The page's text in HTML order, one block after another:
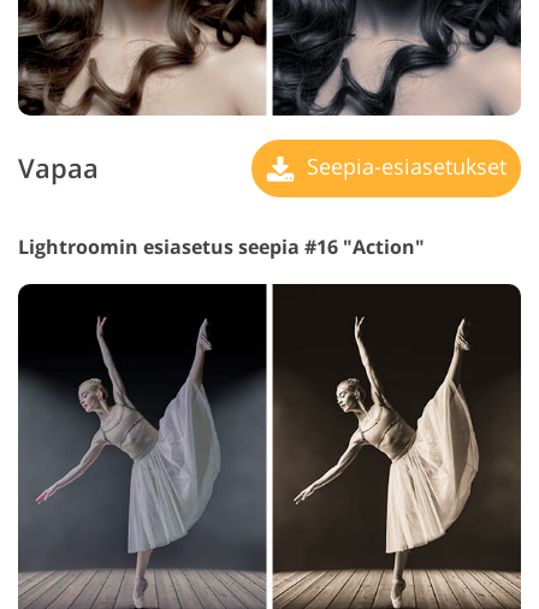
Vapaa Seepia-esiasetukset
Lightroomin esiasetus seepia #16 "Action"